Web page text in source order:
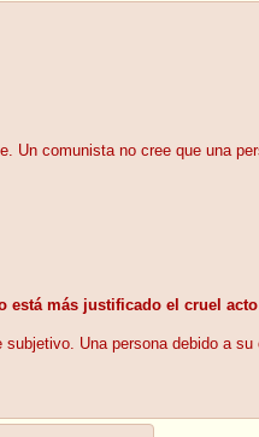
Un comunista no cree que una
está más justificado el cruel
Una persona debido a